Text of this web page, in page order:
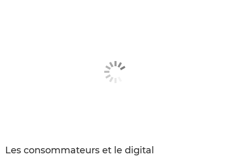
Les consommateurs et le digital